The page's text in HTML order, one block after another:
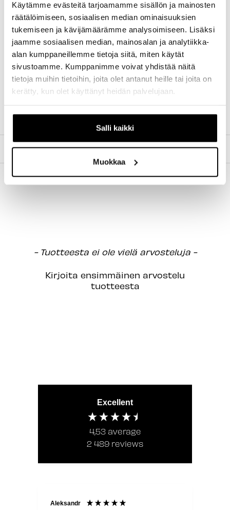
Käytämme evästeitä tarjoamamme sisällön ja mainosten
räätälöimiseen, sosiaalisen median ominaisuuksien
tukemiseen ja kävijämäärämme analysoimiseen. Lisäksi
jaamme sosiaalisen median, mainosalan ja analytiikka-
alan kumppaneillemme tietoja siitä, miten käytät
sivustoamme. Kumppanimme voivat yhdistää näitä
tietoja muihin tietoihin, joita olet antanut heille tai joita on
kerätty, kun olet käyttänyt heidän palvelujaan.
Salli kaikki
Muokkaa
siten paremman jarrutustehon.
Etuhaarukka: IS2000-standardi 160 mm
kiinnityksellä.
Jarrusatula:
Post Mount -tyyppinen.
Jarrulevyn koko: 203 mm.
Tyyppi:P/S (Post Mount / Standard Mount)
Tuotenumero:ISMMAF203PSA
DBADT P/S
TILAUS JA MAKSUTAVAT
- Tuotteesta ei ole vielä arvosteluja -
Kirjoita ensimmäinen arvostelu
tuotteesta
New content loaded
Excellent
4,53 average
2 489 reviews
Aleksandr